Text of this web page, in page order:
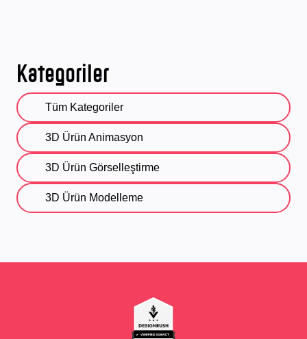
Kategoriler
Tüm Kategoriler
3D Ürün Animasyon
3D Ürün Görselleştirme
3D Ürün Modelleme